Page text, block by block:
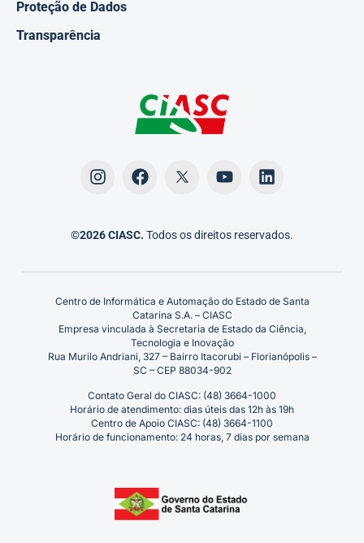
Proteção de Dados
Transparência
©2026 CIASC. Todos os direitos reservados.
Centro de Informática e Automação do Estado de Santa
Catarina S.A. – CIASC
Empresa vinculada à Secretaria de Estado da Ciência,
Tecnologia e Inovação
Rua Murilo Andriani, 327 – Bairro Itacorubi – Florianópolis –
SC – CEP 88034-902
Contato Geral do CIASC: (48) 3664-1000
Horário de atendimento: dias úteis das 12h às 19h
Centro de Apoio CIASC: (48) 3664-1100
Horário de funcionamento: 24 horas, 7 dias por semana